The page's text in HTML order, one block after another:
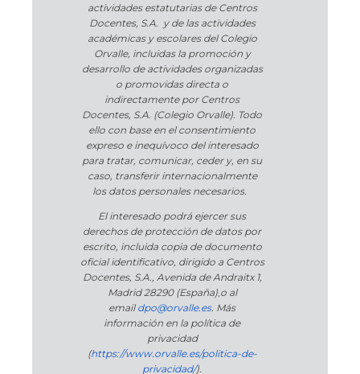
actividades estatutarias de Centros
Docentes, S.A. y de las actividades
académicas y escolares del Colegio
Orvalle, incluidas la promoción y
desarrollo de actividades organizadas
o promovidas directa o
indirectamente por Centros
Docentes, S.A. (Colegio Orvalle). Todo
ello con base en el consentimiento
expreso e inequívoco del interesado
para tratar, comunicar, ceder y, en su
caso, transferir internacionalmente
los datos personales necesarios.
El interesado podrá ejercer sus
derechos de protección de datos por
escrito, incluida copia de documento
oficial identificativo, dirigido a Centros
Docentes, S.A., Avenida de Andraitx 1,
Madrid 28290 (España), o al
emaildpo@orvalle.es. Más
información en la política de
privacidad
(https://www.orvalle.es/politica-de-
privacidad/).